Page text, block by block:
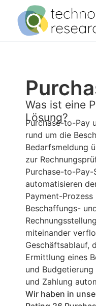
Was ist eine
Lösung?
Purchase-to-Pay
rund um die
Bedarfsmeldung
zur
Purchase-to-
automatisieren
Payment-
Beschaffungs-
miteinander
Geschäftsablauf,
Ermittlung eines
und
und Zahlung
Wir haben in